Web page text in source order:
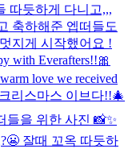
따듯하게 다니고,,,
축하해준 엡떠들도
지게 시작했어요 !
with Everafters!!🎀
love we received
리스마스 이브다!!🎄
들을 위한 사진 📸✨
잘때 꼬옥 따듯하